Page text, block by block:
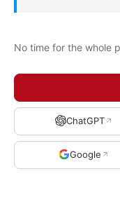
No time for the whole
ChatGPT
Google